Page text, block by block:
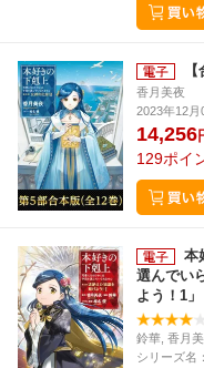
香月美夜
2023年12月
14,256
129ポイ
本
選んでい
よう！1」
鈴華, 香月
シリーズ名：